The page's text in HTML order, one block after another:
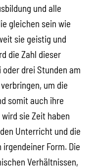
und alle
gleichen sein wie
sie geistig und
die Zahl dieser
drei Stunden am
um die
somit auch ihre
sie Zeit haben
Unterricht und die
Form. Die
Verhältnissen,